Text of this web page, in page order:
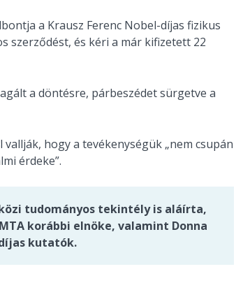
a Krausz Ferenc Nobel-díjas fizikus
szerződést, és kéri a már kifizetett 22
a döntésre, párbeszédet sürgetve a
hogy a tevékenységük „nem csupán
érdeke”.
tudományos tekintély is aláírta,
korábbi elnöke, valamint Donna
kutatók.